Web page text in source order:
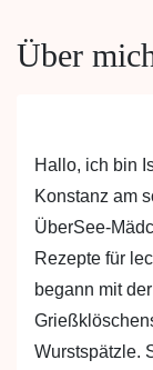
Über
Hallo, ich bin
Konstanz am
ÜberSee-
Rezepte für
begann mit
Wurstspätzle.